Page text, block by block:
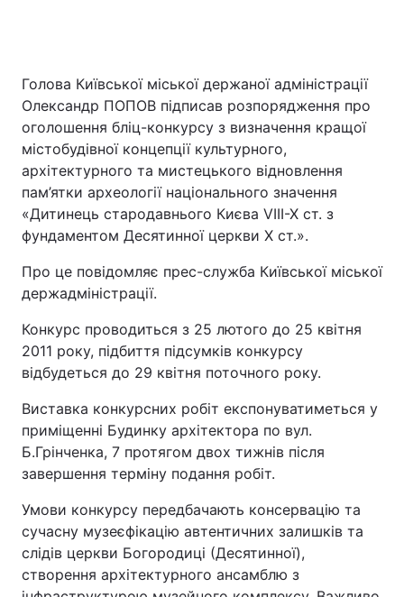
Голова Київської міської держаної адміністрації
Олександр ПОПОВ підписав розпорядження про
оголошення бліц-конкурсу з визначення кращої
містобудівної концепції культурного,
архітектурного та мистецького відновлення
пам’ятки археології національного значення
«Дитинець стародавнього Києва VIII-X ст. з
фундаментом Десятинної церкви X ст.».
Про це повідомляє прес-служба Київської міської
держадміністрації.
Конкурс проводиться з 25 лютого до 25 квітня
2011 року, підбиття підсумків конкурсу
відбудеться до 29 квітня поточного року.
Виставка конкурсних робіт експонуватиметься у
приміщенні Будинку архітектора по вул.
Б.Грінченка, 7 протягом двох тижнів після
завершення терміну подання робіт.
Умови конкурсу передбачають консервацію та
сучасну музеєфікацію автентичних залишків та
слідів церкви Богородиці (Десятинної),
створення архітектурного ансамблю з